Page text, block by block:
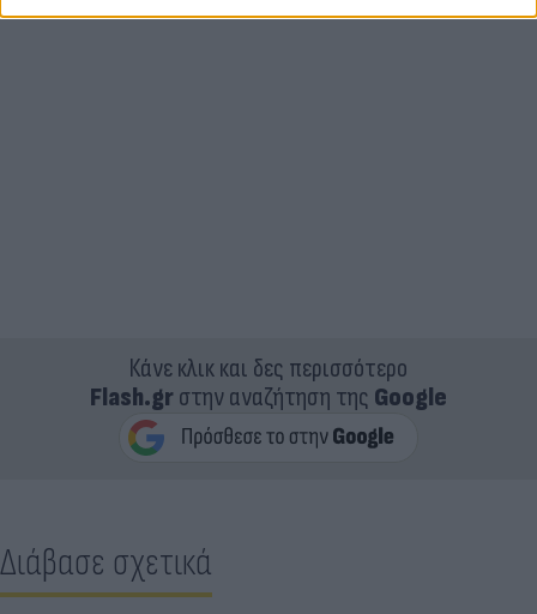
Κάνε κλικ και δες περισσότερο
Flash.grστην αναζήτηση της Google
Διάβασε σχετικά